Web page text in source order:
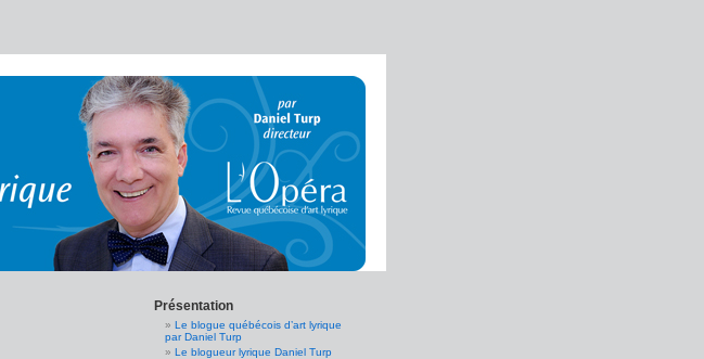
Présentation
Le blogue québécois d’art lyrique
par Daniel Turp
Le blogueur lyrique Daniel Turp